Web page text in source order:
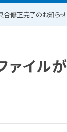
合修正完了のお知らせ
ァイ